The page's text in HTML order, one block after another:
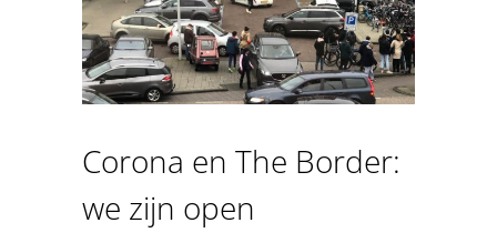
Corona en The Border:
we zijn open